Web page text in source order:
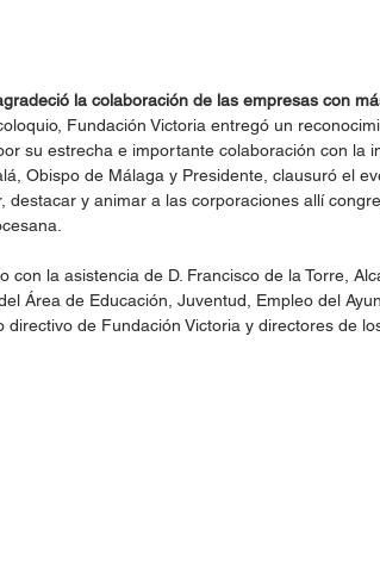
la colaboración de las empresas con
Fundación Victoria entregó un
su estrecha e importante colaboración con la
Obispo de Málaga y Presidente, clausuró el
destacar y animar a las corporaciones allí
con la asistencia de D. Francisco de la Torre,
Área de Educación, Juventud, Empleo del
directivo de Fundación Victoria y directores de